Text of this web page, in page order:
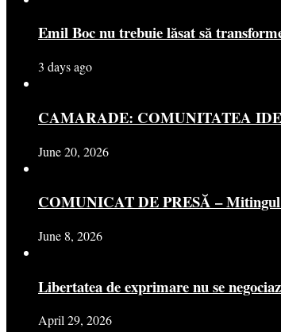
Emil Boc nu trebuie lăsat să
3 days ago
CAMARADE: COMUNITATEA
June 20, 2026
COMUNICAT DE PRESĂ – Mitingul
June 8, 2026
Libertatea de exprimare nu se
April 29, 2026